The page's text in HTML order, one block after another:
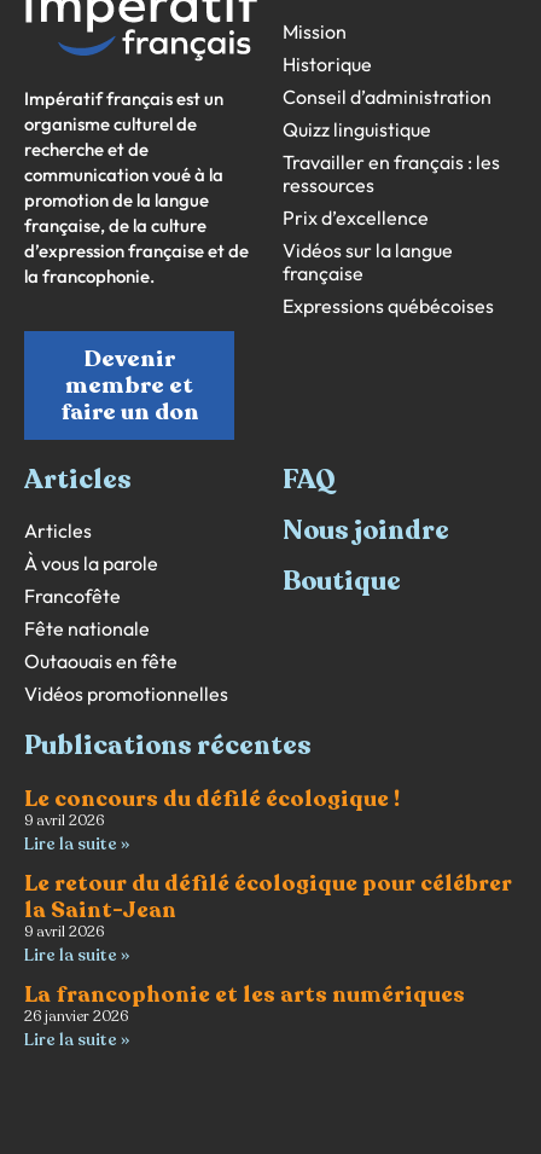
Impératif français est un
organisme culturel de
recherche et de
communication voué à la
promotion de la langue
française, de la culture
d’expression française et de
la francophonie.
Devenir
membre et
faire un don
Mission
Historique
Conseil d’administration
Quizz linguistique
Travailler en français : les
ressources
Prix d’excellence
Vidéos sur la langue
française
Expressions québécoises
Articles
Articles
À vous la parole
Francofête
Fête nationale
Outaouais en fête
Vidéos promotionnelles
FAQ
Nous joindre
Boutique
Publications récentes
Le concours du défilé écologique !
9 avril 2026
Lire la suite »
Le retour du défilé écologique pour célébrer
la Saint-Jean
9 avril 2026
Lire la suite »
La francophonie et les arts numériques
26 janvier 2026
Lire la suite »